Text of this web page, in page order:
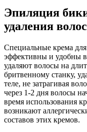
Эпиляция
удаления волос
Специальные крема для
эффективны и удобны
удаляют волосы на
бритвенному станку,
теле, не затрагивая
через 1-2 дня волосы
время использования
возникают
составов этих кремов.